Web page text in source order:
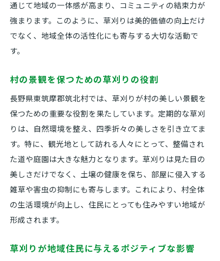
通じて地域の一体感が高まり、コミュニティの結束力が
強まります。このように、草刈りは美的価値の向上だけ
でなく、地域全体の活性化にも寄与する大切な活動で
す。
村の景観を保つための草刈りの役割
長野県東筑摩郡筑北村では、草刈りが村の美しい景観を
保つための重要な役割を果たしています。定期的な草刈
りは、自然環境を整え、四季折々の美しさを引き立てま
す。特に、観光地として訪れる人々にとって、整備され
た道や庭園は大きな魅力となります。草刈りは見た目の
美しさだけでなく、土壌の健康を保ち、部屋に侵入する
雑草や害虫の抑制にも寄与します。これにより、村全体
の生活環境が向上し、住民にとっても住みやすい地域が
形成されます。
草刈りが地域住民に与えるポジティブな影響